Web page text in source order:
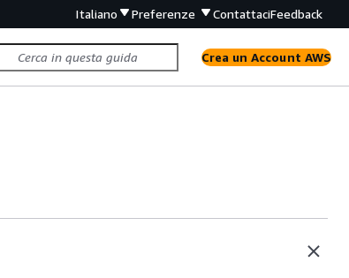
Italiano Preferenze ContattaciFeedback
Crea un Account AWS